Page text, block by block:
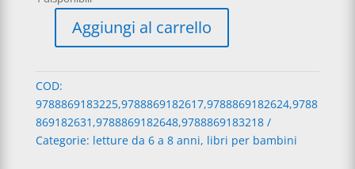
nr.:
17,18,19,20,21,22
-
Adam
Aggiungi al carrello
n
a
t
COD:
9788869183225,9788869182617,9788869182624,9788
869182631,9788869182648,9788869183218
Categorie: letture da 6 a 8 anni, libri per bambini